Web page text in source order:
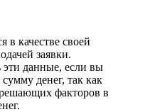
в качестве своей
заявки.
данные, если вы
денег, так как
факторов в